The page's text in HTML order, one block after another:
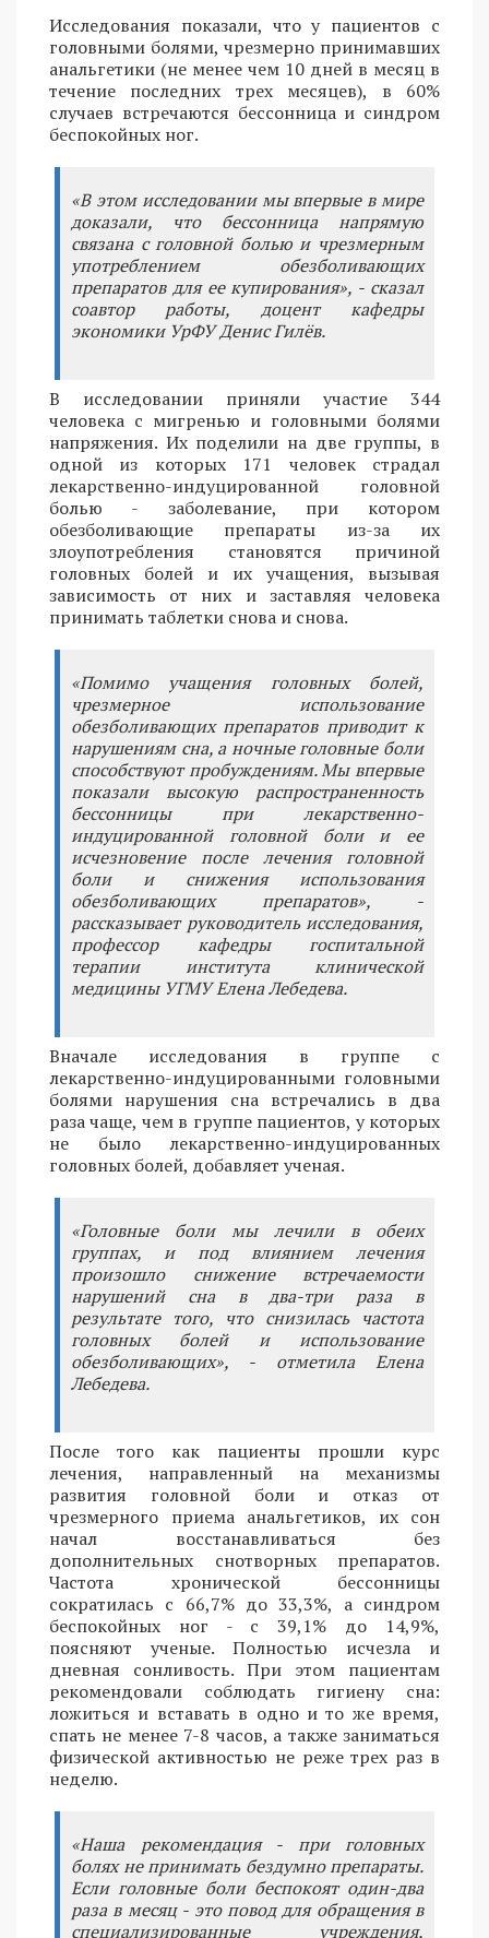
Исследования показали, что у пациентов с
головными болями, чрезмерно принимавших
анальгетики (не менее чем 10 дней в месяц в
течение последних трех месяцев), в 60%
случаев встречаются бессонница и синдром
беспокойных ног.
«В этом исследовании мы впервые в мире
доказали, что бессонница напрямую
связана с головной болью и чрезмерным
употреблением обезболивающих
препаратов для ее купирования», - сказал
соавтор работы, доцент кафедры
экономики УрФУ Денис Гилёв.
В исследовании приняли участие 344
человека с мигренью и головными болями
напряжения. Их поделили на две группы, в
одной из которых 171 человек страдал
лекарственно-индуцированной головной
болью - заболевание, при котором
обезболивающие препараты из-за их
злоупотребления становятся причиной
головных болей и их учащения, вызывая
зависимость от них и заставляя человека
принимать таблетки снова и снова.
«Помимо учащения головных болей,
чрезмерное использование
обезболивающих препаратов приводит к
нарушениям сна, а ночные головные боли
способствуют пробуждениям. Мы впервые
показали высокую распространенность
бессонницы при лекарственно-
индуцированной головной боли и ее
исчезновение после лечения головной
боли и снижения использования
обезболивающих препаратов», -
рассказывает руководитель исследования,
профессор кафедры госпитальной
терапии института клинической
медицины УГМУ Елена Лебедева.
Вначале исследования в группе с
лекарственно-индуцированными головными
болями нарушения сна встречались в два
раза чаще, чем в группе пациентов, у которых
не было лекарственно-индуцированных
головных болей, добавляет ученая.
«Головные боли мы лечили в обеих
группах, и под влиянием лечения
произошло снижение встречаемости
нарушений сна в два-три раза в
результате того, что снизилась частота
головных болей и использование
обезболивающих», - отметила Елена
Лебедева.
После того как пациенты прошли курс
лечения, направленный на механизмы
развития головной боли и отказ от
чрезмерного приема анальгетиков, их сон
начал восстанавливаться без
дополнительных снотворных препаратов.
Частота хронической бессонницы
сократилась с 66,7% до 33,3%, а синдром
беспокойных ног - с 39,1% до 14,9%,
поясняют ученые. Полностью исчезла и
дневная сонливость. При этом пациентам
рекомендовали соблюдать гигиену сна:
ложиться и вставать в одно и то же время,
спать не менее 7-8 часов, а также заниматься
физической активностью не реже трех раз в
неделю.
«Наша рекомендация - при головных
болях не принимать бездумно препараты.
Если головные боли беспокоят один-два
раза в месяц - это повод для обращения в
специализированные учреждения,